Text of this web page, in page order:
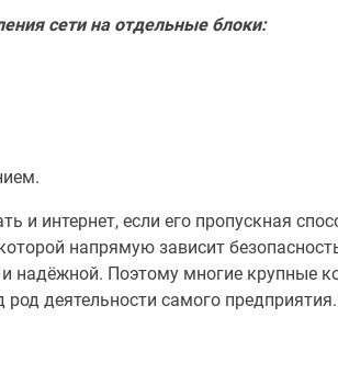
сети на отдельные блоки:
и интернет, если его пропускная
напрямую зависит
надёжной. Поэтому многие крупные
деятельности самого предприятия.